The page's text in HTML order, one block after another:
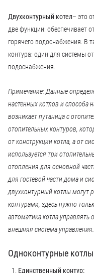
Двухконтурный котел– это
две функции: обеспечивает
горячего водоснабжения. В
контура: один для системы
водоснабжения.
Примечание: Данные
настенных котлов и способа
возникает путаница с
отопительных контуров,
от конструкции котла, а от
используется три
отопления для основной
для гостевой части дома и
двухконтурный котлы могут
контурами, здесь нужно
автоматика котла управлять
внешняя система управления.
Одноконтурные котлы
Единственный контур: